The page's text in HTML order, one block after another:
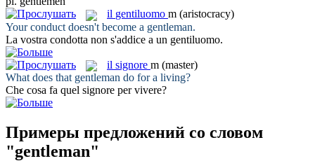
il gentiluomo m (aristocracy)
Your conduct doesn't become a gentleman.
La vostra condotta non s'addice a un gentiluomo.
il signore m (master)
What does that gentleman do for a living?
Che cosa fa quel signore per vivere?
Примеры предложений со словом
"gentleman"